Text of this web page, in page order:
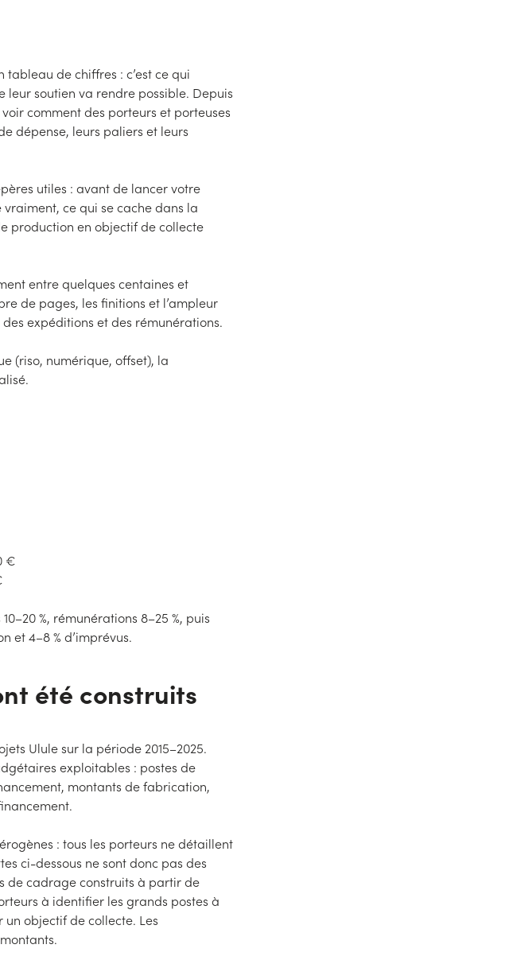
tableau de chiffres : c’est ce qui
soutien va rendre possible. Depuis
comment des porteurs et porteuses
dépense, leurs paliers et leurs
utiles : avant de lancer votre
ce qui se cache dans la
production en objectif de collecte
entre quelques centaines et
de pages, les finitions et l’ampleur
des expéditions et des rémunérations.
(riso, numérique, offset), la
€
%, rémunérations 8–25 %, puis
et 4–8 % d’imprévus.
été construits
Ulule sur la période 2015–2025.
exploitables : postes de
montants de fabrication,
: tous les porteurs ne détaillent
ci-dessous ne sont donc pas des
de cadrage construits à partir de
à identifier les grands postes à
objectif de collecte. Les